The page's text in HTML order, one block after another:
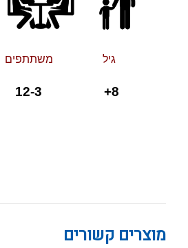
גיל
מוצרים קשורים